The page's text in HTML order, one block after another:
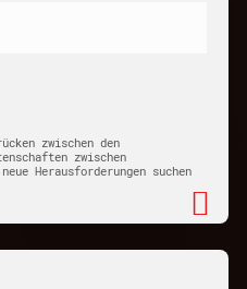
zwischen den
zwischen
Herausforderungen suchen